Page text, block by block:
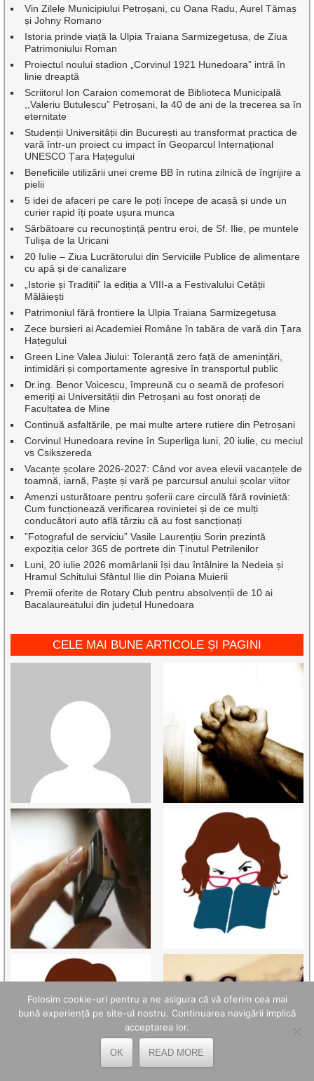
Vin Zilele Municipiului Petroșani, cu Oana Radu, Aurel Tămaș
și Johny Romano
Istoria prinde viață la Ulpia Traiana Sarmizegetusa, de Ziua
Patrimoniului Roman
Proiectul noului stadion „Corvinul 1921 Hunedoara” intră în
linie dreaptă
Scriitorul Ion Caraion comemorat de Biblioteca Municipală
,,Valeriu Butulescu” Petroșani, la 40 de ani de la trecerea sa în
eternitate
Studenții Universității din București au transformat practica de
vară într-un proiect cu impact în Geoparcul Internațional
UNESCO Țara Hațegului
Beneficiile utilizării unei creme BB în rutina zilnică de îngrijire a
pielii
5 idei de afaceri pe care le poți începe de acasă și unde un
curier rapid îți poate ușura munca
Sărbătoare cu recunoștință pentru eroi, de Sf. Ilie, pe muntele
Tulișa de la Uricani
20 Iulie – Ziua Lucrătorului din Serviciile Publice de alimentare
cu apă și de canalizare
„Istorie și Tradiții” la ediția a VIII-a a Festivalului Cetății
Mălăiești
Patrimoniul fără frontiere la Ulpia Traiana Sarmizegetusa
Zece bursieri ai Academiei Române în tabăra de vară din Țara
Hațegului
Green Line Valea Jiului: Toleranță zero față de amenințări,
intimidări și comportamente agresive în transportul public
Dr.ing. Benor Voicescu, împreună cu o seamă de profesori
emeriți ai Universității din Petroșani au fost onorați de
Facultatea de Mine
Continuă asfaltările, pe mai multe artere rutiere din Petroșani
Corvinul Hunedoara revine în Superliga luni, 20 iulie, cu meciul
vs Csikszereda
Vacanțe școlare 2026-2027: Când vor avea elevii vacanțele de
toamnă, iarnă, Paște și vară pe parcursul anului școlar viitor
Amenzi usturătoare pentru șoferii care circulă fără rovinietă:
Cum funcționează verificarea rovinietei și de ce mulți
conducători auto află târziu că au fost sancționați
”Fotograful de serviciu” Vasile Laurențiu Sorin prezintă
expoziția celor 365 de portrete din Ținutul Petrilenilor
Luni, 20 iulie 2026 momârlanii își dau întâlnire la Nedeia și
Hramul Schitului Sfântul Ilie din Poiana Muierii
Premii oferite de Rotary Club pentru absolvenții de 10 ai
Bacalaureatului din județul Hunedoara
CELE MAI BUNE ARTICOLE ȘI PAGINI
Folosim cookie-uri pentru a ne asigura că vă oferim cea mai
bună experiență pe site-ul nostru. Continuarea navigării implică
acceptarea lor.
OK READ MORE